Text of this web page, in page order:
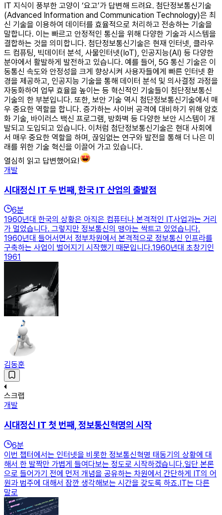
IT 지식이 풍부한 고양이 ‘요고’가 답변해 드려요. 첨단정보통신기술
(Advanced Information and Communication Technology)은 최
신 기술을 이용하여 데이터를 효율적으로 처리하고 전송하는 기술을
말합니다. 이는 빠르고 안정적인 통신을 위해 다양한 기술과 시스템을
결합하는 것을 의미합니다. 첨단정보통신기술은 현재 인터넷, 클라우
드 컴퓨팅, 빅데이터 분석, 사물인터넷(IoT), 인공지능(AI) 등 다양한
분야에서 활발하게 발전하고 있습니다. 예를 들어, 5G 통신 기술은 이
동통신 속도와 안정성을 크게 향상시켜 사용자들에게 빠른 인터넷 환
경을 제공하고, 인공지능 기술을 통해 데이터 분석 및 의사결정 과정을
자동화하여 업무 효율을 높이는 등 혁신적인 기술들이 첨단정보통신
기술의 한 부분입니다. 또한, 보안 기술 역시 첨단정보통신기술에서 매
우 중요한 역할을 합니다. 증가하는 사이버 공격에 대비하기 위해 암호
화 기술, 바이러스 백신 프로그램, 방화벽 등 다양한 보안 시스템이 개
발되고 도입되고 있습니다. 이처럼 첨단정보통신기술은 현대 사회에
서 매우 중요한 역할을 하며, 끊임없는 연구와 발전을 통해 더 나은 미
래를 위한 기술 혁신을 이끌어 가고 있습니다.
열심히 읽고 답변했어요!
개발
시대정신 IT 두 번째, 한국 IT 산업의 출발점
6분
1960년대 한국의 상황은 아직은 컴퓨터나 본격적인 IT사업과는 거리
가 멀었습니다. 그렇지만 정보통신의 맹아는 싹트고 있었습니다.
1960년대 들어서면서 정부차원에서 본격적으로 정보통신 인프라를
구축하는 사업이 벌어지기 시작했기 때문입니다.1960년대 초창기인
1961
김동훈
스크랩
개발
시대정신 IT 첫 번째, 정보통신혁명의 시작
6분
이번 챕터에서는 인터넷을 비롯한 정보통신혁명 태동기의 상황에 대
해서 한 발짝만 가볍게 들여다보는 정도로 시작하겠습니다.일단 본론
으로 들어가기 전에 먼저 개념을 공유하는 차원에서 간단하게 IT의 어
원과 범주에 대해서 잠깐 생각해보는 시간을 갖도록 하죠.IT는 다른
말로